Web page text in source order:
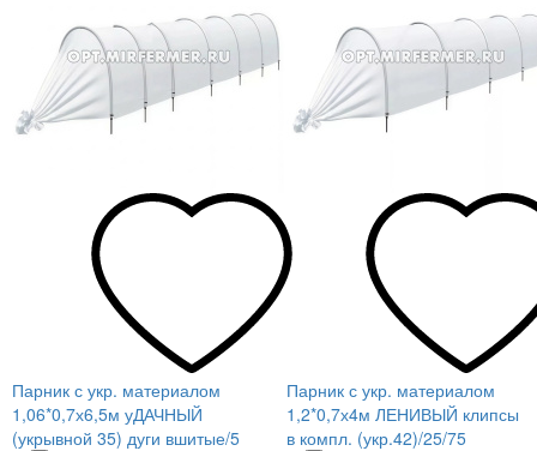
Парник с укр. материалом
1,06*0,7х6,5м уДАЧНЫЙ
(укрывной 35) дуги вшитые/5
Парник с укр. материалом
1,2*0,7х4м ЛЕНИВЫЙ клипсы
в компл. (укр.42)/25/75